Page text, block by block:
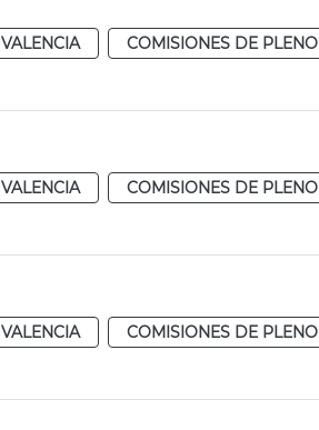
VALENCIA
COMISIONES DE PLENO
VALENCIA
COMISIONES DE PLENO
VALENCIA
COMISIONES DE PLENO